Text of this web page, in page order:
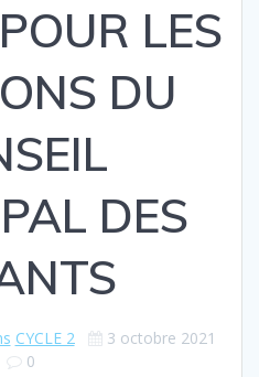
LES
DU
DES
CYCLE 2
3 octobre 2021
0